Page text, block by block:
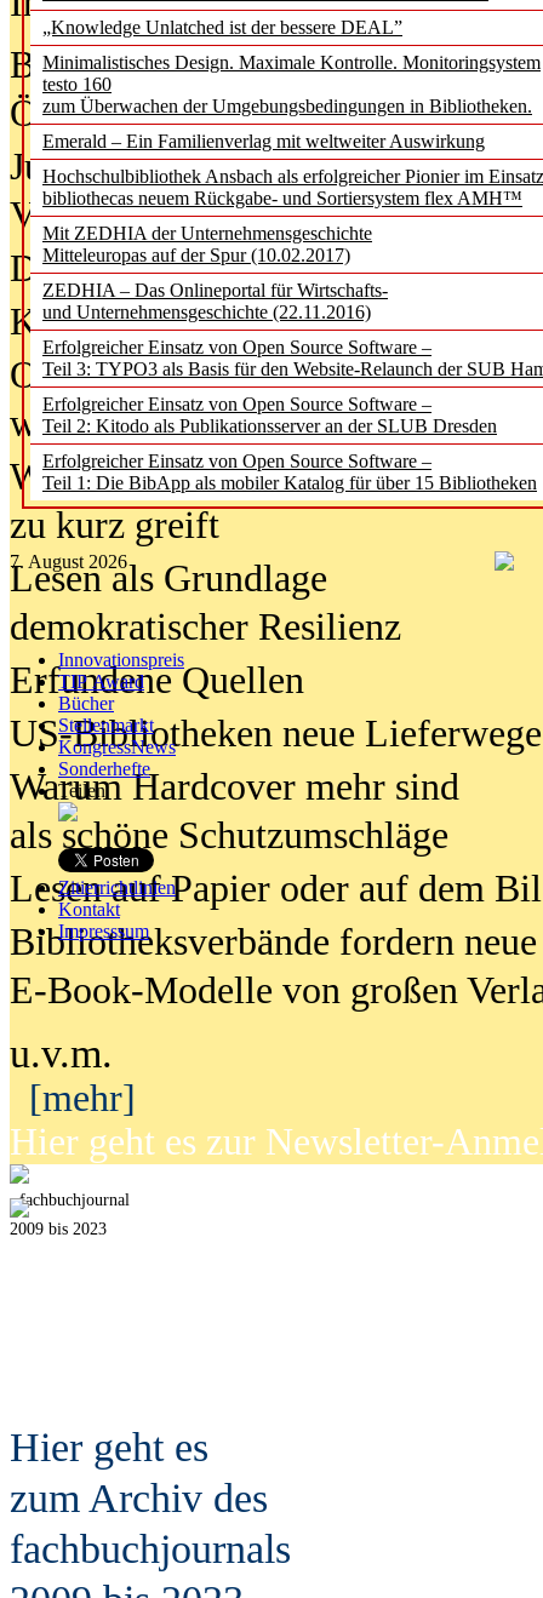
„Knowledge Unlatched ist der bessere DEAL”
Minimalistisches Design. Maximale Kontrolle. Monitoringsystem
testo 160
zum Überwachen der Umgebungsbedingungen in Bibliotheken.
Emerald – Ein Familienverlag mit weltweiter Auswirkung
Hochschulbibliothek Ansbach als erfolgreicher Pionier im
bibliothecas neuem Rückgabe- und Sortiersystem flex AMH™
Mit ZEDHIA der Unternehmensgeschichte
Mitteleuropas auf der Spur (10.02.2017)
ZEDHIA – Das Onlineportal für Wirtschafts-
und Unternehmensgeschichte (22.11.2016)
Erfolgreicher Einsatz von Open Source Software –
Teil 3: TYPO3 als Basis für den Website-Relaunch der SUB
Erfolgreicher Einsatz von Open Source Software –
Teil 2: Kitodo als Publikationsserver an der SLUB Dresden
Erfolgreicher Einsatz von Open Source Software –
Teil 1: Die BibApp als mobiler Katalog für über 15 Bibliotheken
7. August 2026
Innovationspreis
TIP Award
Bücher
Stellenmarkt
KongressNews
Sonderhefte
Teilen
Zitierrichtlinien
Kontakt
Impresssum
Bürgerforum fordert mehr
Öffentlichkeit
Jugendliche wollen besseren
Verbote
Digitale Langzeit­archi­vierung
KI-Chatbots werden Teil der
Offene Infrastrukturen für
wissenschaftliche
Warum die Debatte über KI-Texte
zu kurz greift
Lesen als Grundlage
demokratischer Resilienz
Erfundene Quellen
US-Bibliotheken neue Lieferwege
Warum Hardcover mehr sind
als schöne Schutzumschläge
Lesen auf Papier oder auf dem
Bibliotheksverbände fordern neue
E-Book-Modelle von großen
u.v.m.
[mehr]
Hier geht es zur Newsletter-
fachbuchjournal
2009 bis 2023
Hier geht es
zum Archiv des
fachbuchjournals